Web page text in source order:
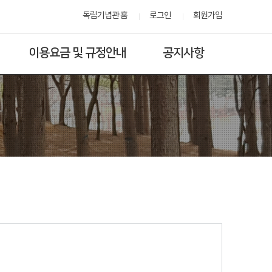
독립기념관 홈 로그인 회원가입
이용요금 및 규정안내 공지사항